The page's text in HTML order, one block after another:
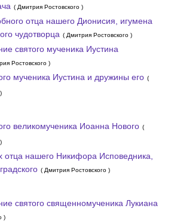
( Дмитрия Ростовского )
отца нашего Дионисия, игумена
чудотворца ( Дмитрия Ростовского )
святого мученика Иустина
Ростовского )
мученика Иустина и дружины его (
великомученика Иоанна Нового (
отца нашего Никифора Исповедника,
( Дмитрия Ростовского )
святого священномученика Лукиана
)